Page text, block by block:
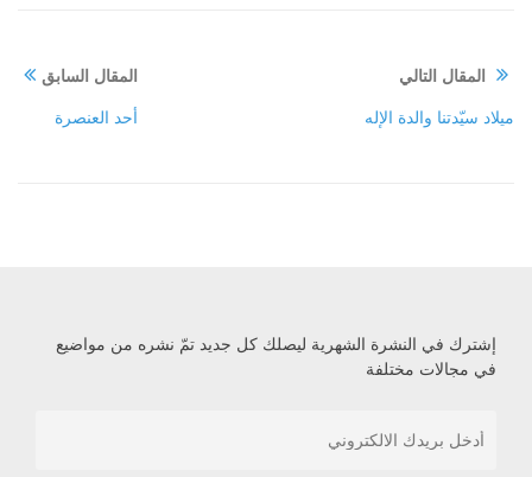
المقال السابق
أحد العنصرة
المقال التالي
ميلاد سيّدتنا والدة الإله
إشترك في النشرة الشهرية ليصلك كل جديد تمّ نشره من مواضيع
في مجالات مختلفة